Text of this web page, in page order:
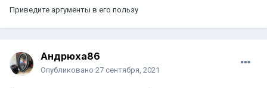
Приведите аргументы в его пользу
Андрюха86
Опубликовано 27 сентября, 2021